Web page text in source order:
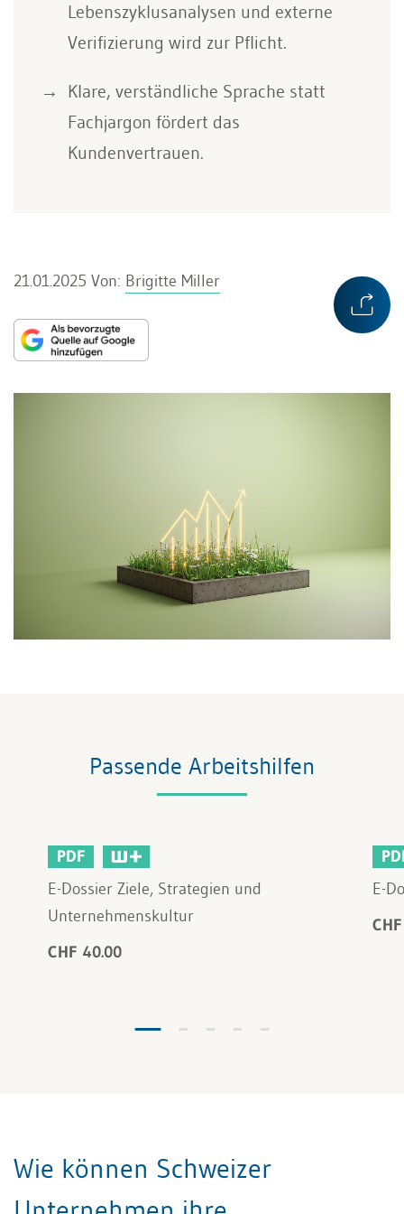
Lebenszyklusanalysen und externe
Verifizierung wird zur Pflicht.
Klare, verständliche Sprache statt
Fachjargon fördert das
Kundenvertrauen.
21.01.2025 Von: Brigitte Miller
Passende Arbeitshilfen
PDF
E-Dossier Ziele, Strategien und
Unternehmenskultur
CHF 40.00
E-
Wie können Schweizer